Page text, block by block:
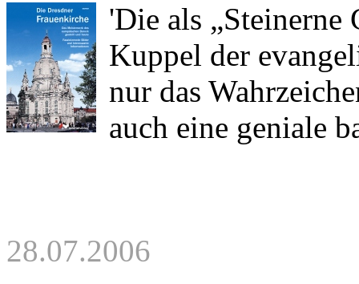
'Die als „Steinerne
Kuppel der
nur das
auch eine geniale
28.07.2006